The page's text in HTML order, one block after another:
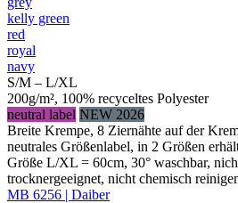
kelly green
red
royal
navy
S/M – L/XL
200g/m², 100% recyceltes Polyester
neutral label NEW 2026
Breite Krempe, 8 Ziernähte auf der
neutrales Größenlabel, in 2 Größen
Größe L/XL = 60cm, 30° waschbar,
trocknergeeignet, nicht chemisch
MB 6256 | Daiber